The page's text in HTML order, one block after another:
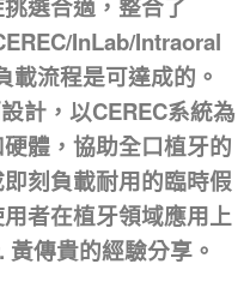
InLab/Intraoral
流程是可達成的。
計，以CEREC系統為
體，協助全口植牙的
刻負載耐用的臨時假
者在植牙領域應用上
傳貴的經驗分享。